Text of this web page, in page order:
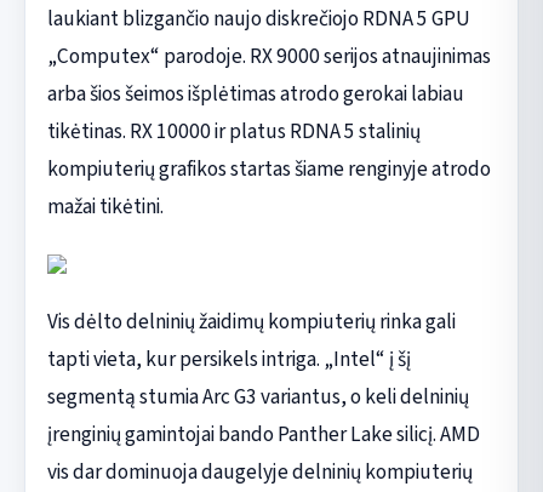
laukiant blizgančio naujo diskrečiojo RDNA 5 GPU
„Computex“ parodoje. RX 9000 serijos atnaujinimas
arba šios šeimos išplėtimas atrodo gerokai labiau
tikėtinas. RX 10000 ir platus RDNA 5 stalinių
kompiuterių grafikos startas šiame renginyje atrodo
mažai tikėtini.
Vis dėlto delninių žaidimų kompiuterių rinka gali
tapti vieta, kur persikels intriga. „Intel“ į šį
segmentą stumia Arc G3 variantus, o keli delninių
įrenginių gamintojai bando Panther Lake silicį. AMD
vis dar dominuoja daugelyje delninių kompiuterių